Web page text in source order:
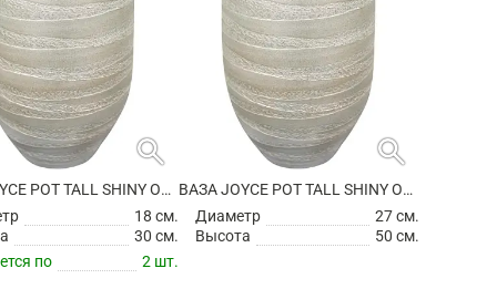
search
ВАЗА JOYCE POT TALL SHINY OLIVE
18 см.
30 см.
по
2 шт.
search
ВАЗА JOYCE POT TALL SHINY OLIVE
Диаметр
27 см.
Высота
50 см.